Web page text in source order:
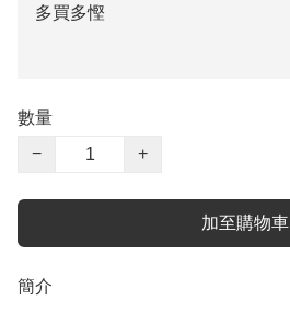
多買多慳
數量
−
+
加至購物車
簡介